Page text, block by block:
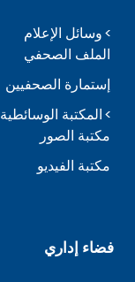
وسائل الإعلام
الملف الصحفي
إستمارة الصحفيين
المكتبة الوسائطية
مكتبة الصور
مكتبة الفيديو
فضاء إداري